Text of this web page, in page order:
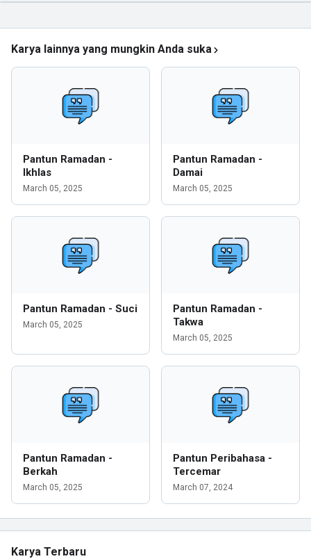
Karya lainnya yang mungkin Anda suka
Pantun Ramadan -
Ikhlas
March 05, 2025
Pantun Ramadan -
Damai
March 05, 2025
Pantun Ramadan - Suci
March 05, 2025
Pantun Ramadan -
Takwa
March 05, 2025
Pantun Ramadan -
Berkah
March 05, 2025
Pantun Peribahasa -
Tercemar
March 07, 2024
Karya Terbaru